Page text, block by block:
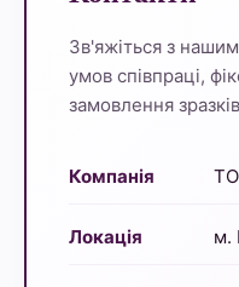
Зв'яжіться з
умов співпраці,
замовлення
Компанія
Локація м.